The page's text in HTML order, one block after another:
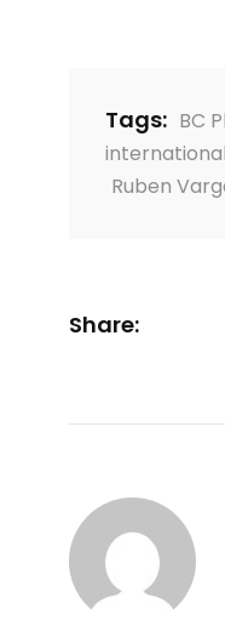
Tags: BC
international
Ruben
Share: